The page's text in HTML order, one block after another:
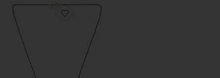
Favorite AVERY ペンダントネックレス